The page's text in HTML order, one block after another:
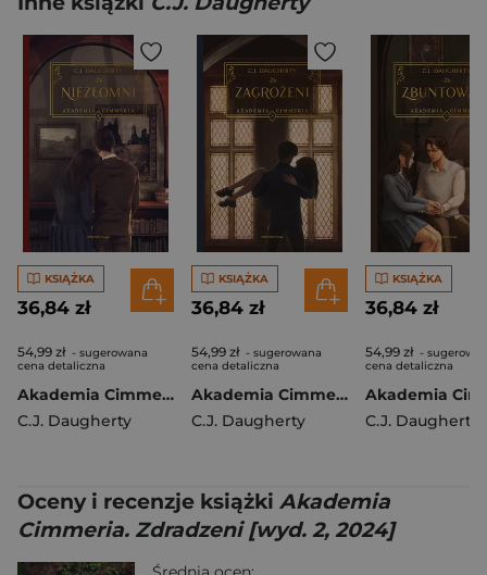
KSIĄŻKA
36,84 zł
54,99 zł - sugerowana
cena detaliczna
Akademia Cimmeria. Niezłomni [wyd. 2, 2024]
C.J. Daugherty
KSIĄŻKA
36,84 zł
54,99 zł - sugerowana
cena detaliczna
Akademia Cimmeria. Zagrożeni [wyd. 2, 2024]
C.J. Daugherty
KSIĄŻKA
36,84 zł
54,99 zł -
cena detaliczna
C.J. Daugherty
Oceny i recenzje książki Akademia
Cimmeria. Zdradzeni [wyd. 2, 2024]